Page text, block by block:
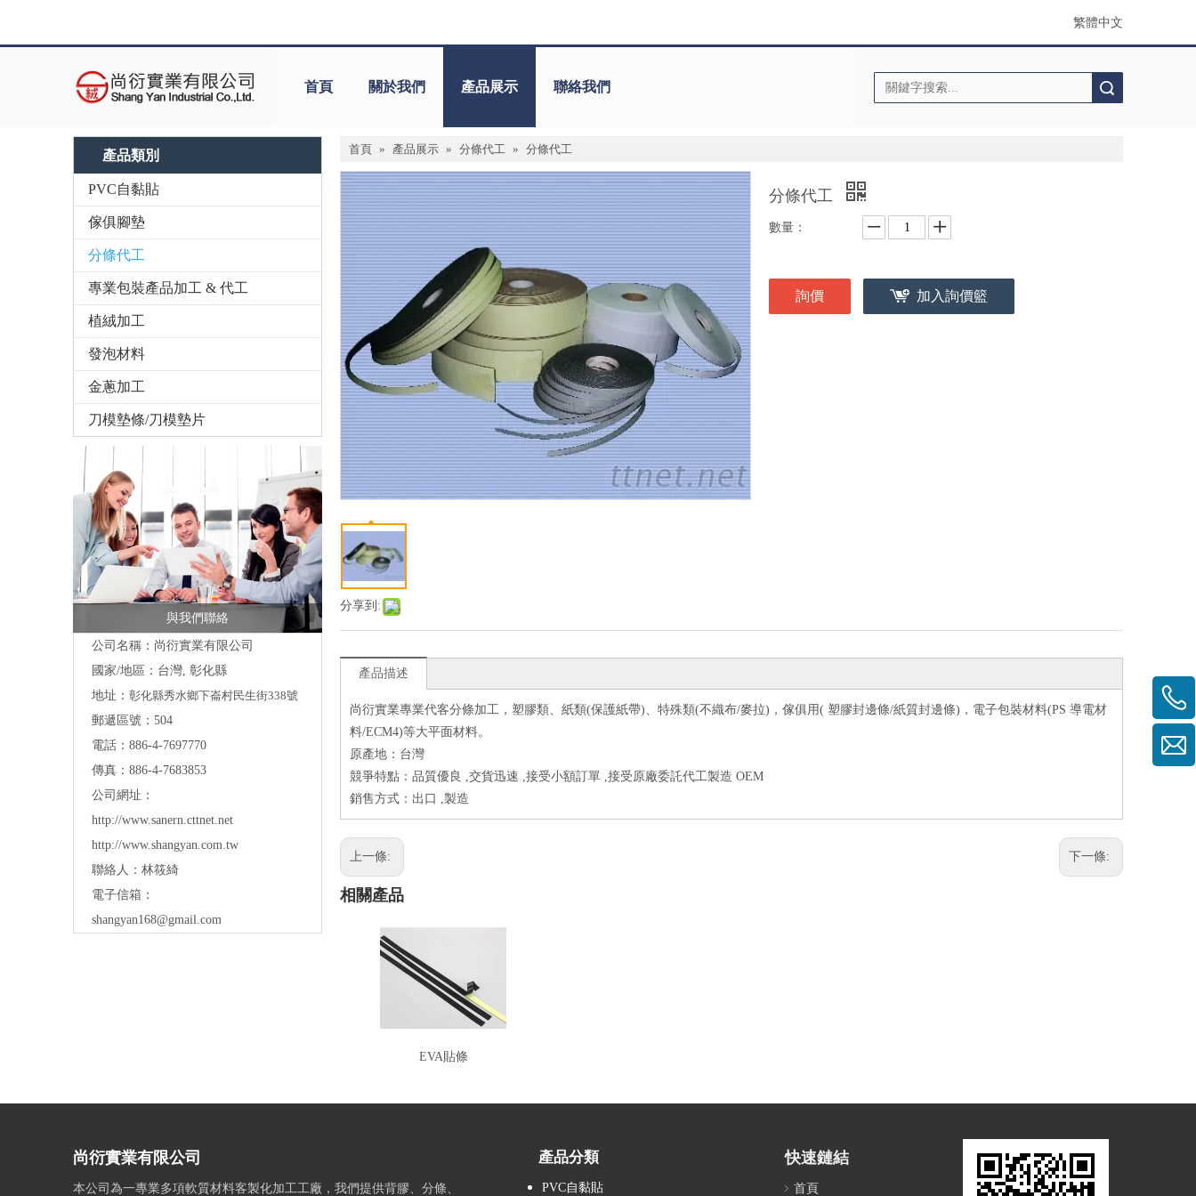
繁體中文
首頁 關於我們 產品展示 聯絡我們
產品類別
PVC自黏貼
傢俱腳墊
分條代工
專業包裝產品加工 & 代工
植絨加工
發泡材料
金蔥加工
刀模墊條/刀模墊片
與我們聯絡
公司名稱：尚衍實業有限公司
國家/地區：台灣, 彰化縣
地址： 彰化縣秀水鄉下崙村民生街338號
郵遞區號：504
電話：886-4-7697770
傳真：886-4-7683853
公司網址：
http://www.sanern.cttnet.net
http://www.shangyan.com.tw
聯絡人：林筱綺
電子信箱：
shangyan168@gmail.com
首頁 » 產品展示 » 分條代工 » 分條代工
分享到:
分條代工
數量：
詢價 加入詢價籃
產品描述
尚衍實業專業代客分條加工，塑膠類、紙類(保護紙帶)、特殊類(不織布/麥拉)，傢俱用( 塑膠封邊條/紙質封邊條)，電子包裝材料(PS 導電材
料/ECM4)等大平面材料。
原產地：台灣
競爭特點：品質優良 ,交貨迅速 ,接受小額訂單 ,接受原廠委託代工製造 OEM
銷售方式：出口 ,製造
上一條: 下一條:
相關產品
EVA貼條
尚衍實業有限公司
本公司為一專業多項軟質材料客製化加工工廠，我們提供背膠、分條、
產品分類
PVC自黏貼
快速鏈結
首頁